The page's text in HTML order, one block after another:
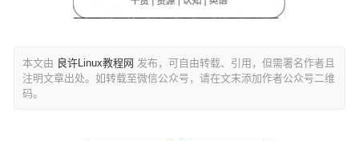
本文由 良许Linux教程网 发布，可自由转载、引用，但需署名作者且
注明文章出处。如转载至微信公众号，请在文末添加作者公众号二维
码。